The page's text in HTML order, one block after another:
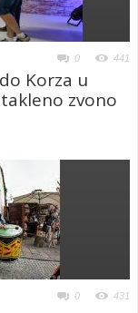
0 441
Korza u
zvono
0 431